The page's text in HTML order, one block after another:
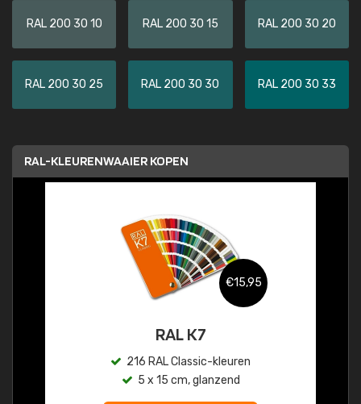
RAL 200 30 10 RAL 200 30 15 RAL 200 30 20
RAL 200 30 25 RAL 200 30 30 RAL 200 30 33
RAL-KLEURENWAAIER KOPEN
€15,95
RAL K7
216 RAL Classic-kleuren
5 x 15 cm, glanzend